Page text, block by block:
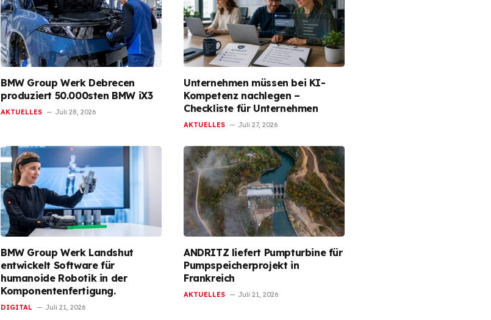
BMW Group Werk Debrecen
produziert 50.000sten BMW iX3
AKTUELLES Juli 28, 2026
Unternehmen müssen bei KI-
Kompetenz nachlegen –
Checkliste für Unternehmen
AKTUELLES Juli 27, 2026
BMW Group Werk Landshut
entwickelt Software für
humanoide Robotik in der
Komponentenfertigung.
DIGITAL Juli 21, 2026
ANDRITZ liefert Pumpturbine für
Pumpspeicherprojekt in
Frankreich
AKTUELLES Juli 21, 2026